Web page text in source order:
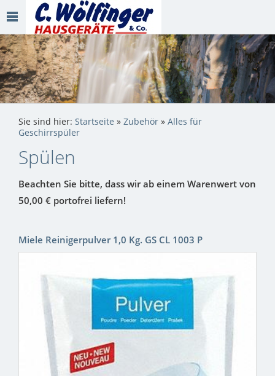
Sie sind hier: Startseite » Zubehör » Alles für
Geschirrspüler
Spülen
Beachten Sie bitte, dass wir ab einem Warenwert von
50,00 € portofrei liefern!
Miele Reinigerpulver 1,0 Kg. GS CL 1003 P